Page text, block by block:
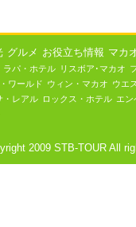
グルメ お役立ち情報 マカ
ラパ・ホテル リスボア･マカオ
ワールド ウィン・マカオ ウエ
・レアル ロックス・ホテル エン
2009 STB-TOUR All